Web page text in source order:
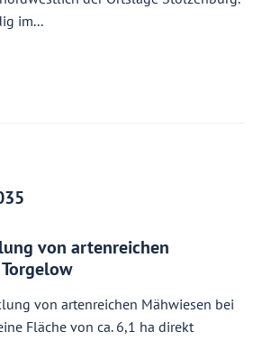
im...
von artenreichen
von artenreichen Mähwiesen bei
Fläche von ca. 6,1 ha direkt